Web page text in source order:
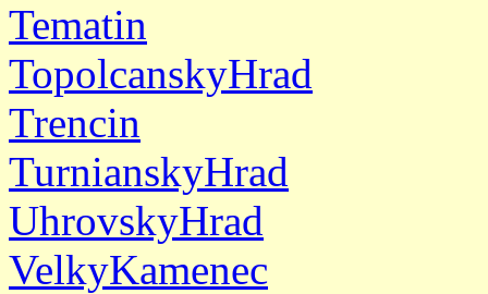
Tematin
TopolcanskyHrad
Trencin
TurnianskyHrad
UhrovskyHrad
VelkyKamenec